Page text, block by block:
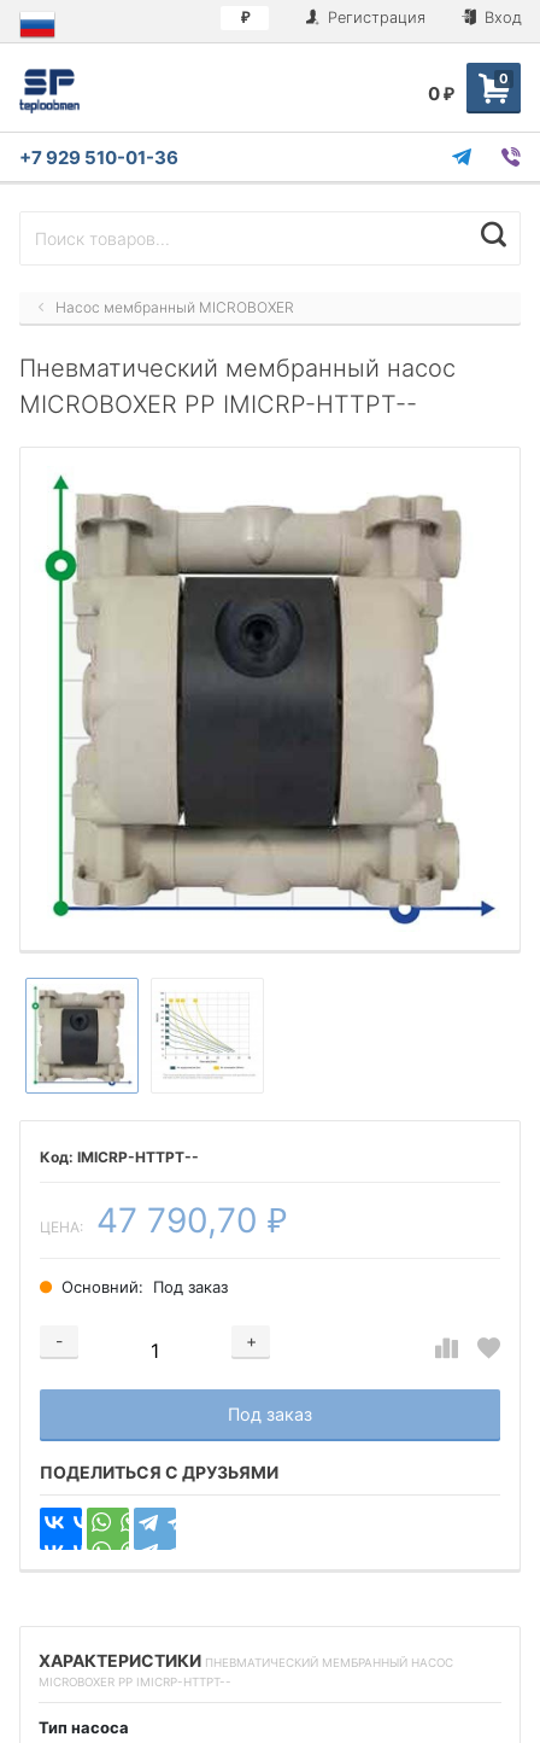
₽ Регистрация Вход
0
0 ₽
+7 929 510-01-36
Насос мембранный MICROBOXER
Пневматический мембранный насос
MICROBOXER PP IMICRP-HTTPT--
IMICRP-HTTPT--
ЦЕНА: 47 790,70 ₽
Основний: Под заказ
-
+
Добавляется...
Под заказ
Добавлен
ПОДЕЛИТЬСЯ С ДРУЗЬЯМИ
ХАРАКТЕРИСТИКИ ПНЕВМАТИЧЕСКИЙ МЕМБРАННЫЙ НАСОС
MICROBOXER PP IMICRP-HTTPT--
Тип насоса